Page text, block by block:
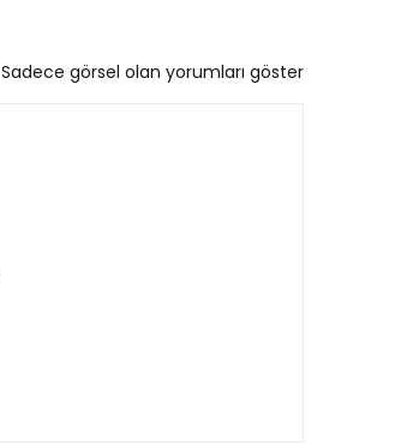
Sadece görsel olan yorumları göster